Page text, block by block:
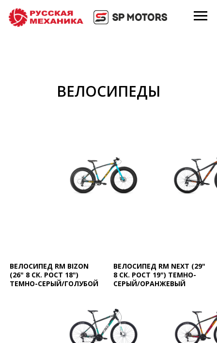
ВЕЛОСИПЕДЫ
ВЕЛОСИПЕД RM BIZON
(26" 8 СК. РОСТ 18")
ТЕМНО-СЕРЫЙ/ГОЛУБОЙ
ВЕЛОСИПЕД RM NEXT (29"
8 СК. РОСТ 19") ТЕМНО-
СЕРЫЙ/ОРАНЖЕВЫЙ